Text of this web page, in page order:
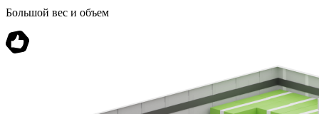
Большой вес и объем